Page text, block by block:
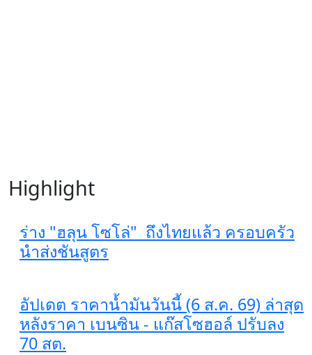
Highlight
ร่าง "ฮลุน โซโล่" ถึงไทยแล้ว ครอบครัว
นำส่งชันสูตร
อัปเดต ราคาน้ำมันวันนี้ (6 ส.ค. 69) ล่าสุด
หลังราคา เบนซิน - แก๊สโซฮอล์ ปรับลง
70 สต.